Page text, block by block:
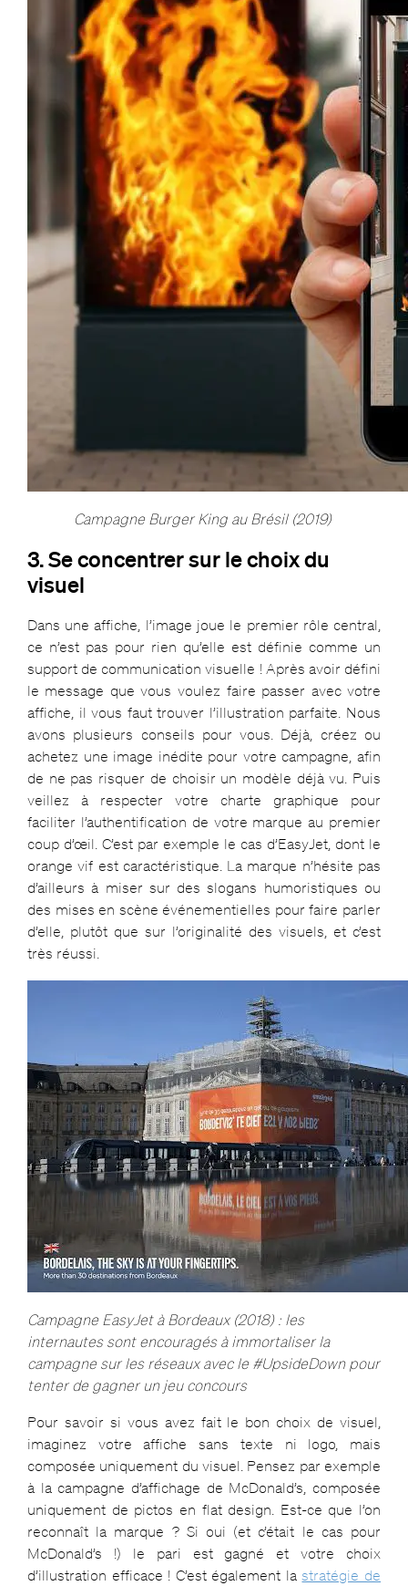
Campagne Burger King au Brésil (2019)
3. Se concentrer sur le choix du
visuel
Dans une affiche, l’image joue le premier rôle central,
ce n’est pas pour rien qu’elle est définie comme un
support de communication visuelle ! Après avoir défini
le message que vous voulez faire passer avec votre
affiche, il vous faut trouver l’illustration parfaite. Nous
avons plusieurs conseils pour vous. Déjà, créez ou
achetez une image inédite pour votre campagne, afin
de ne pas risquer de choisir un modèle déjà vu. Puis
veillez à respecter votre charte graphique pour
faciliter l’authentification de votre marque au premier
coup d’œil. C’est par exemple le cas d’EasyJet, dont le
orange vif est caractéristique. La marque n’hésite pas
d’ailleurs à miser sur des slogans humoristiques ou
des mises en scène événementielles pour faire parler
d’elle, plutôt que sur l’originalité des visuels, et c’est
très réussi.
Campagne EasyJet à Bordeaux (2018) : les
internautes sont encouragés à immortaliser la
campagne sur les réseaux avec le #UpsideDown pour
tenter de gagner un jeu concours
Pour savoir si vous avez fait le bon choix de visuel,
imaginez votre affiche sans texte ni logo, mais
composée uniquement du visuel. Pensez par exemple
à la campagne d’affichage de McDonald’s, composée
uniquement de pictos en flat design. Est-ce que l’on
reconnaît la marque ? Si oui (et c’était le cas pour
McDonald’s !) le pari est gagné et votre choix
d’illustration efficace ! C’est également lastratégie de